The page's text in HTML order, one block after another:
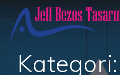
to
Kategori: